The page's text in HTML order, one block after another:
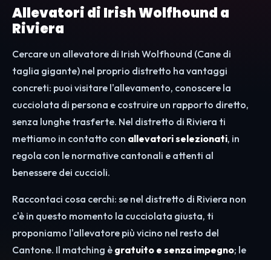
Allevatori di Irish Wolfhound a
Riviera
Cercare un allevatore di Irish Wolfhound (Cane di
taglia gigante) nel proprio distretto ha vantaggi
concreti: puoi visitare l'allevamento, conoscere la
cucciolata di persona e costruire un rapporto diretto,
senza lunghe trasferte. Nel distretto di Riviera ti
mettiamo in contatto con allevatori selezionati, in
regola con le normative cantonali e attenti al
benessere dei cuccioli.
Raccontaci cosa cerchi: se nel distretto di Riviera non
c'è in questo momento la cucciolata giusta, ti
proponiamo l'allevatore più vicino nel resto del
Cantone. Il matching è gratuito e senza impegno; le